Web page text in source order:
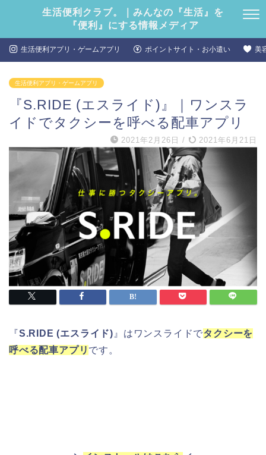
生活便利クラブ。｜みんなの『生活』を
『便利』にする情報メディア
生活便利アプリ・ゲームアプリ ポイントサイト・お小遣い 美
生活便利アプリ・ゲームアプリ
『S.RIDE (エスライド)』｜ワンスラ
イドでタクシーを呼べる配車アプリ
2021年2月26日 / 2021年6月21日
『S.RIDE (エスライド) 』はワンスライドでタクシーを
呼べる配車アプリ です。